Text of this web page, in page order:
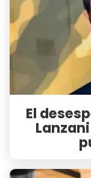
El